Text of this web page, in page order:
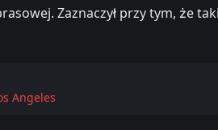
Zaznaczył przy tym, że
Angeles